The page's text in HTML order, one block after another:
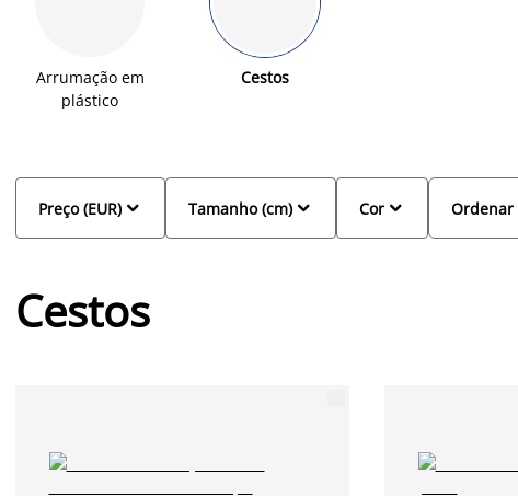
Arrumação em
plástico
Cestos

Preço (EUR) 
Tamanho (cm) 
Cor Ordenar
Cestos